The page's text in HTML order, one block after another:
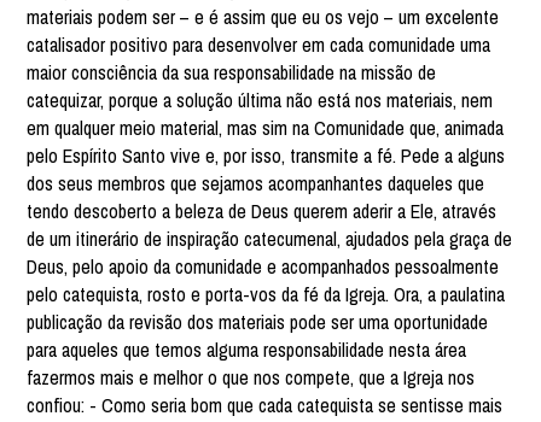
materiais podem ser – e é assim que eu os vejo – um excelente
catalisador positivo para desenvolver em cada comunidade uma
maior consciência da sua responsabilidade na missão de
catequizar, porque a solução última não está nos materiais, nem
em qualquer meio material, mas sim na Comunidade que, animada
pelo Espírito Santo vive e, por isso, transmite a fé. Pede a alguns
dos seus membros que sejamos acompanhantes daqueles que
tendo descoberto a beleza de Deus querem aderir a Ele, através
de um itinerário de inspiração catecumenal, ajudados pela graça de
Deus, pelo apoio da comunidade e acompanhados pessoalmente
pelo catequista, rosto e porta-vos da fé da Igreja. Ora, a paulatina
publicação da revisão dos materiais pode ser uma oportunidade
para aqueles que temos alguma responsabilidade nesta área
fazermos mais e melhor o que nos compete, que a Igreja nos
confiou: - Como seria bom que cada catequista se sentisse mais